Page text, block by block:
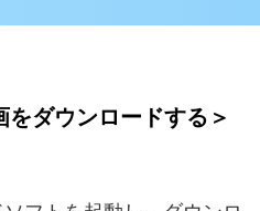
ダウンロードする＞